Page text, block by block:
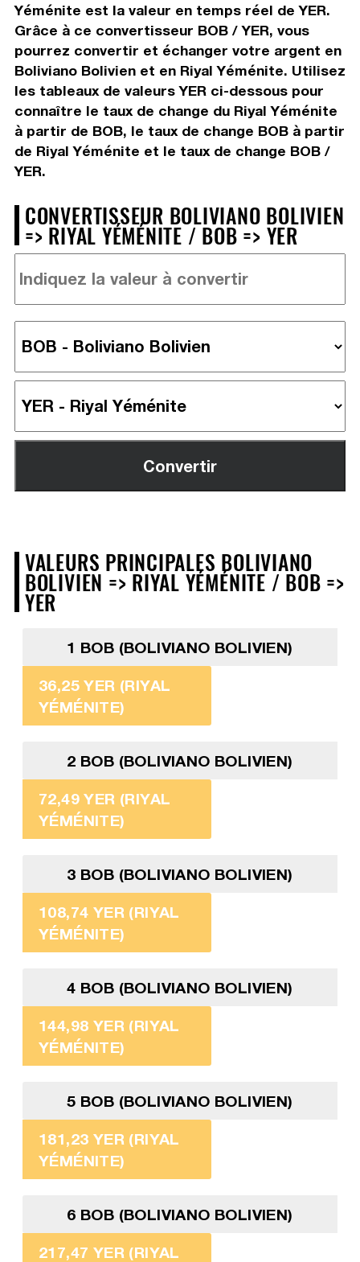
Yéménite est la valeur en temps réel de YER.
Grâce à ce convertisseur BOB / YER, vous
pourrez convertir et échanger votre argent en
Boliviano Bolivien et en Riyal Yéménite. Utilisez
les tableaux de valeurs YER ci-dessous pour
connaître le taux de change du Riyal Yéménite
à partir de BOB, le taux de change BOB à partir
de Riyal Yéménite et le taux de change BOB /
YER.
CONVERTISSEUR BOLIVIANO BOLIVIEN
=> RIYAL YÉMÉNITE / BOB => YER
VALEURS PRINCIPALES BOLIVIANO
BOLIVIEN => RIYAL YÉMÉNITE / BOB =>
YER
1 BOB (BOLIVIANO BOLIVIEN)
36,25 YER (RIYAL
YÉMÉNITE)
2 BOB (BOLIVIANO BOLIVIEN)
72,49 YER (RIYAL
YÉMÉNITE)
3 BOB (BOLIVIANO BOLIVIEN)
108,74 YER (RIYAL
YÉMÉNITE)
4 BOB (BOLIVIANO BOLIVIEN)
144,98 YER (RIYAL
YÉMÉNITE)
5 BOB (BOLIVIANO BOLIVIEN)
181,23 YER (RIYAL
YÉMÉNITE)
6 BOB (BOLIVIANO BOLIVIEN)
217,47 YER (RIYAL